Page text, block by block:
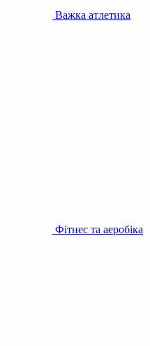
Важка атлетика
Фітнес та аеробіка